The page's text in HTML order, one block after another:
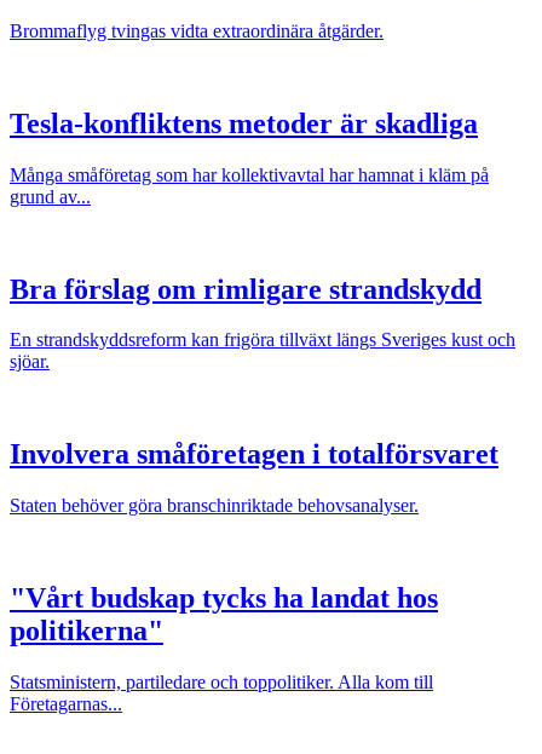
Brommaflyg tvingas vidta extraordinära åtgärder.
Tesla-konfliktens metoder är skadliga
Många småföretag som har kollektivavtal har hamnat i kläm på
grund av...
Bra förslag om rimligare strandskydd
En strandskyddsreform kan frigöra tillväxt längs Sveriges kust och
sjöar.
Involvera småföretagen i totalförsvaret
Staten behöver göra branschinriktade behovsanalyser.
"Vårt budskap tycks ha landat hos
politikerna"
Statsministern, partiledare och toppolitiker. Alla kom till
Företagarnas...